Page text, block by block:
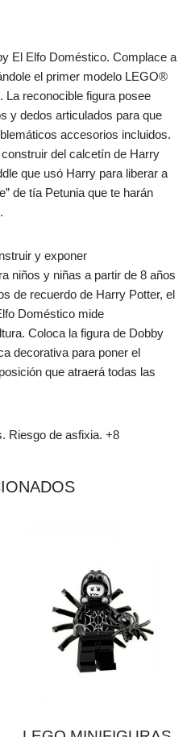
El Elfo Doméstico. Complace a
el primer modelo LEGO®
reconocible figura posee
y dedos articulados para que
accesorios incluidos.
del calcetín de Harry
que usó Harry para liberar a
de tía Petunia que te harán
y exponer
niños y niñas a partir de 8 años
de recuerdo de Harry Potter, el
Doméstico mide
Coloca la figura de Dobby
decorativa para poner el
que atraerá todas las
Riesgo de asfixia. +8